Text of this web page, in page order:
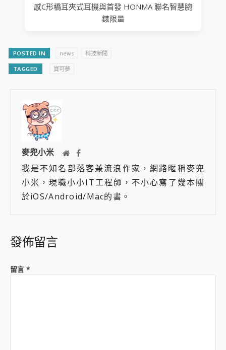
感C形橋耳夾式耳機與首發 HONMA 聯名智慧腕
錶限量
POSTED IN news 科技新聞
TAGGED 寶可夢
麥兜小米
我是不知名部落客兼流浪作家，網路暱稱麥兜
小米，現職小小IT工程師，不小心寫了幾本關
於iOS/Android/Mac的書。
發佈留言
留言 *